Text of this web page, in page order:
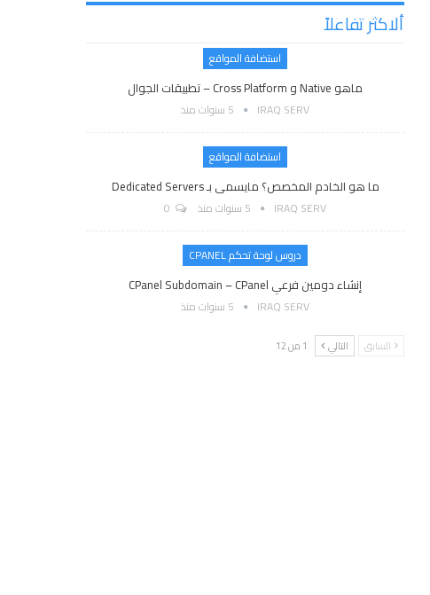
ألاكثر تفاعلاً
استضافة المواقع
ماهو Native و Cross Platform – تطبيقات الجوال
IRAQ SERV 5 سنوات منذ
استضافة المواقع
ما هو الخادم المخصص؟ مايسمى بـ Dedicated Servers
IRAQ SERV 5 سنوات منذ
دروس لوحة تحكم CPANEL
إنشاء دومين فرعي CPanel Subdomain – CPanel
IRAQ SERV 5 سنوات منذ
السابق التالي 1 من 12